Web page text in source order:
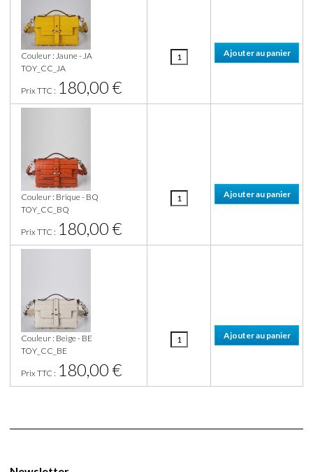
Couleur : Jaune - JA
TOY_CC_JA
Prix TTC : 180,00 €
Couleur : Brique - BQ
TOY_CC_BQ
Prix TTC : 180,00 €
Couleur : Beige - BE
TOY_CC_BE
Prix TTC : 180,00 €